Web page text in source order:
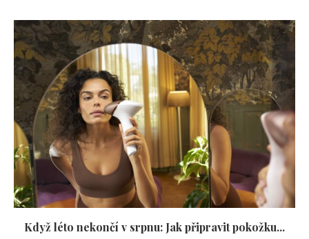
Když léto nekončí v srpnu: Jak připravit pokožku...